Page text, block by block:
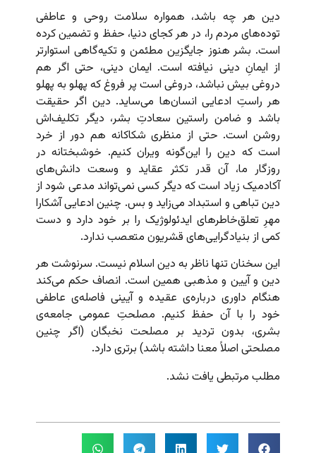
دین هر چه باشد، همواره سلامت روحی و عاطفی
توده‌های مردم را، در هر کجای دنیا، حفظ و تضمین کرده
است. بشر هنوز جایگزین مطئمن و تکیه‌گاهی استوارتر
از ایمانِ دینی نیافته است. ایمان دینی،‌ حتی اگر هم
دروغی بیش نباشد، دروغی است پر فروغ که پهلو به پهلو
هر راستِ ادعایی انسان‌ها می‌ساید. دین اگر حقیقت
باشد و ضامن راستین سعادتِ بشر، دیگر تکلیف‌اش
روشن است. حتی از منظری شکاکانه هم دور از خرد
است که دین را این‌گونه ویران کنیم. خوشبختانه در
روزگار ما، آن قدر تکثر عقاید و وسعت دانش‌های
آکادمیک زیاد است که دیگر کسی نمی‌تواند مدعی شود از
دین تباهی و استبداد می‌زاید و بس. چنین ادعایی آشکارا
مهرِ تعلق‌خاطرهای ایدئولوژیک را بر خود دارد و دست
کمی از بنیادگرایی‌های قشریون متعصب ندارد.
این سخنان تنها ناظر به دین اسلام نیست. سرنوشت هر
دین و آیین و مذهبی همین است. انصاف حکم می‌‌کند
هنگام داوری درباره‌ی عقیده و آیینی فاصله‌ی عاطفی
خود را با آن حفظ کنیم. مصلحتِ عمومی جامعه‌ی
بشری، بدون تردید بر مصلحت نخبگان (اگر چنین
مصلحتی اصلاً معنا داشته باشد) برتری دارد.
مطلب مرتبطی یافت نشد.